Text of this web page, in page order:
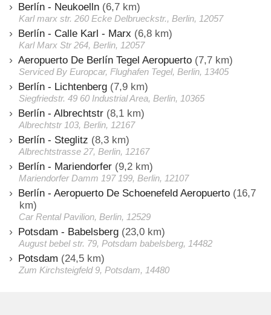
Berlín - Neukoelln (6,7 km)
Karl marx str. 260 Ecke Delbrueckstr., Berlin, 12057
Berlín - Calle Karl - Marx (6,8 km)
Karl Marx Str 264, Berlin, 12057
Aeropuerto De Berlín Tegel Aeropuerto (7,7 km)
Serviced By Europcar, Flughafen Tegel, Berlin, 13405
Berlín - Lichtenberg (7,9 km)
Siegfriedstr. 49 60 Industrial Area, Berlin, 10365
Berlín - Albrechtstr (8,1 km)
Albrechtstr 103, Berlin, 12167
Berlín - Steglitz (8,3 km)
Albrechtstrasse 27, Berlin, 12167
Berlín - Mariendorfer (9,2 km)
Mariendorfer Damm 197 199, Berlin, 12107
Berlín - Aeropuerto De Schoenefeld Aeropuerto (16,7
km)
Car Rental Pavilion, Berlin, 12529
Potsdam - Babelsberg (23,0 km)
August bebel str. 79, Potsdam babelsberg, 14482
Potsdam (24,5 km)
Zum Kirchsteigfeld 9, Potsdam, 14480